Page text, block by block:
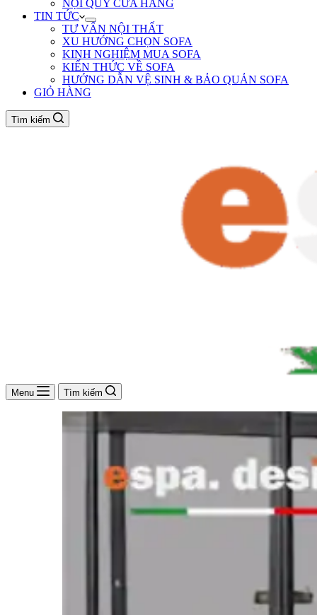
NỘI QUY CỬA HÀNG
TIN TỨC
TƯ VẤN NỘI THẤT
XU HƯỚNG CHỌN SOFA
KINH NGHIỆM MUA SOFA
KIẾN THỨC VỀ SOFA
HƯỚNG DẪN VỆ SINH & BẢO QUẢN SOFA
GIỎ HÀNG
Tìm kiếm
Menu Tìm kiếm